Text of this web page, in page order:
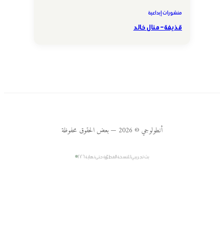
منشورات إبداعية
قذيفة – منال خالد
أنطولوجي © 2026 — بعض الحقوق محفوظة
بث تجريبي للنسخة المطوّرة حتى نهاية ٢٠٢٦